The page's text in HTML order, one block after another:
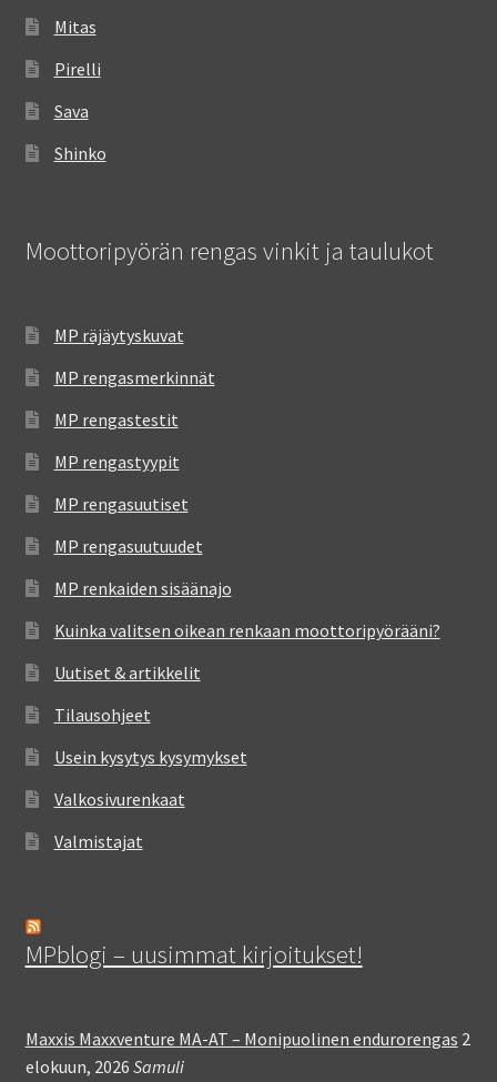
Mitas
Pirelli
Sava
Shinko
Moottoripyörän rengas vinkit ja taulukot
MP räjäytyskuvat
MP rengasmerkinnät
MP rengastestit
MP rengastyypit
MP rengasuutiset
MP rengasuutuudet
MP renkaiden sisäänajo
Kuinka valitsen oikean renkaan moottoripyörääni?
Uutiset & artikkelit
Tilausohjeet
Usein kysytys kysymykset
Valkosivurenkaat
Valmistajat
MPblogi – uusimmat kirjoitukset!
Maxxis Maxxventure MA-AT – Monipuolinen endurorengas 2
elokuun, 2026 Samuli